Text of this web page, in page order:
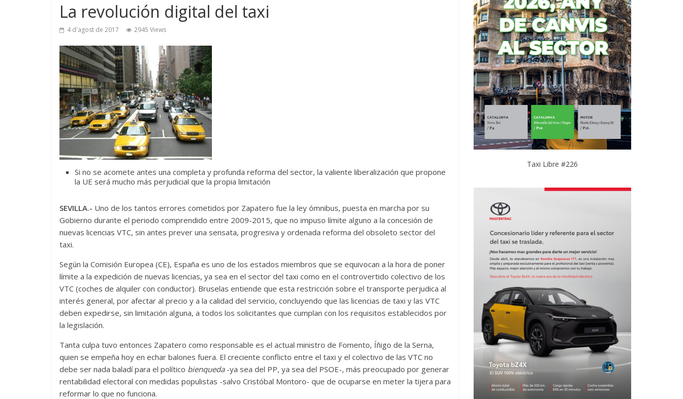
La revolución digital del taxi
4 d'agost de 2017 2945 Views
Si no se acomete antes una completa y profunda reforma del sector, la valiente liberalización que propone
la UE será mucho más perjudicial que la propia limitación
SEVILLA.- Uno de los tantos errores cometidos por Zapatero fue la ley ómnibus, puesta en marcha por su
Gobierno durante el periodo comprendido entre 2009-2015, que no impuso límite alguno a la concesión de
nuevas licencias VTC, sin antes prever una sensata, progresiva y ordenada reforma del obsoleto sector del
taxi.
Según la Comisión Europea (CE), España es uno de los estados miembros que se equivocan a la hora de poner
límite a la expedición de nuevas licencias, ya sea en el sector del taxi como en el controvertido colectivo de los
VTC (coches de alquiler con conductor). Bruselas entiende que esta restricción sobre el transporte perjudica al
interés general, por afectar al precio y a la calidad del servicio, concluyendo que las licencias de taxi y las VTC
deben expedirse, sin limitación alguna, a todos los solicitantes que cumplan con los requisitos establecidos por
la legislación.
Tanta culpa tuvo entonces Zapatero como responsable es el actual ministro de Fomento, Íñigo de la Serna,
quien se empeña hoy en echar balones fuera. El creciente conflicto entre el taxi y el colectivo de las VTC no
debe ser nada baladí para el político bienqueda-ya sea del PP, ya sea del PSOE-, más preocupado por generar
rentabilidad electoral con medidas populistas -salvo Cristóbal Montoro- que de ocuparse en meter la tijera para
reformar lo que no funciona.
Taxi Libre #226